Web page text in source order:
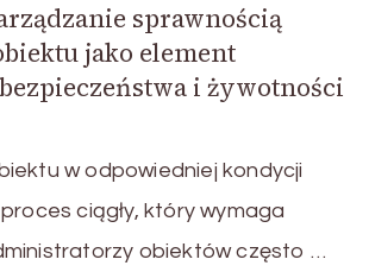
sprawnością
jako element
i żywotności
w odpowiedniej kondycji
ciągły, który wymaga
obiektów często …